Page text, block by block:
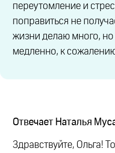
переутомление и
поправиться не
жизни делаю много,
медленно, к
Отвечает Наталья
Здравствуйте, Ольга!